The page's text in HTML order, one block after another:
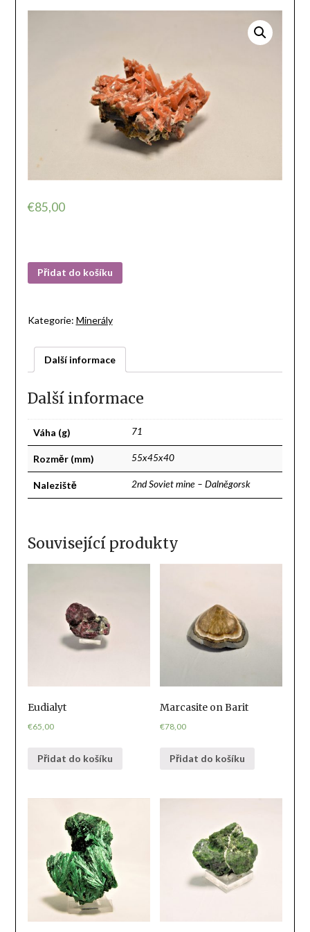
€85,00
Přidat do košíku
Kategorie: Minerály
Další informace
Další informace
Váha (g) 71
Rozměr (mm) 55x45x40
Naleziště 2nd Soviet mine – Dalněgorsk
Související produkty
Eudialyt
€65,00
Přidat do košíku
Marcasite on Barit
€78,00
Přidat do košíku